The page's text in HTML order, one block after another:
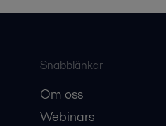
Snabblänkar
Om oss
Webinars